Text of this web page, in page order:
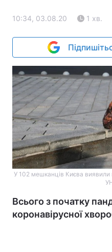
10:34, 03.08.20 1 хв.
У 102 мешканців Києва виявили
Всього з початку
коронавірусної